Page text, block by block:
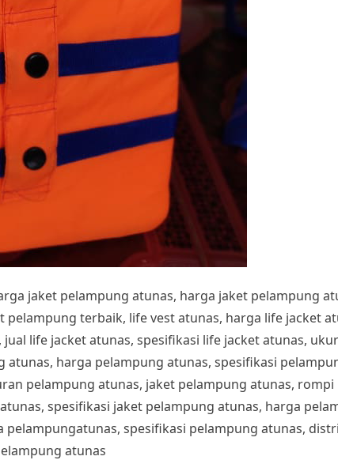
jaket pelampung atunas, harga jaket pelampung
terbaik, life vest atunas, harga life jacket
life jacket atunas, spesifikasi life jacket atunas,
harga pelampung atunas, spesifikasi
pelampung atunas, jaket pelampung atunas,
spesifikasi jaket pelampung atunas, harga
spesifikasi pelampung atunas,
atunas